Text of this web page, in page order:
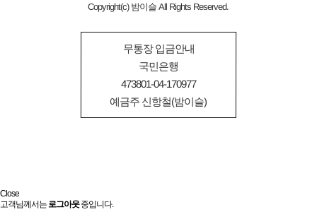
Copyright(c) 밤이슬 All Rights Reserved.
무통장 입금안내
국민은행
473801-04-170977
예금주 신항철(밤이슬)
Close
고객님께서는로그아웃중입니다.